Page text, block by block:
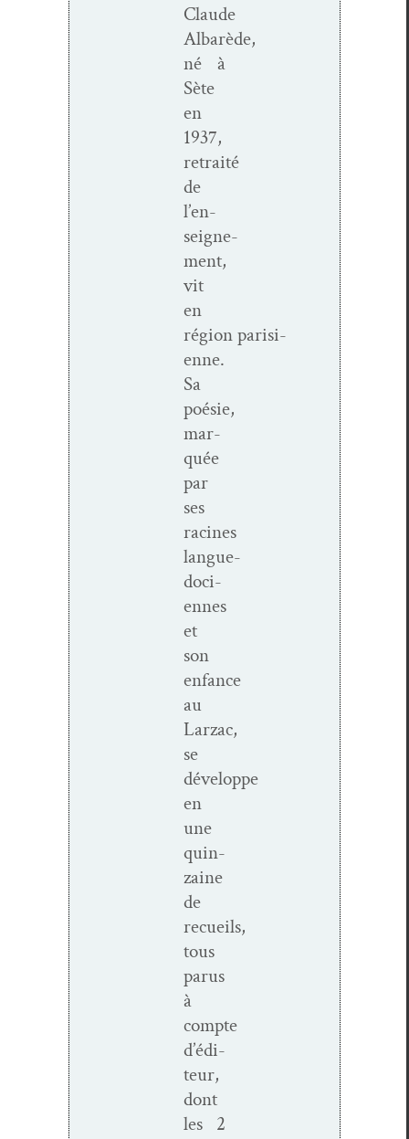
Claude
Albarède,
né à
Sète
en
1937,
retraité
de
l’en­
seigne­
ment,
vit
en
région parisi­
enne.
Sa
poésie,
mar­
quée
par
ses
racines
langue­
do­ci­
ennes
et
son
enfance
au
Larzac,
se
développe
en
une
quin­
zaine
de
recueils,
tous
parus
à
compte
d’édi­
teur,
dont
les 2